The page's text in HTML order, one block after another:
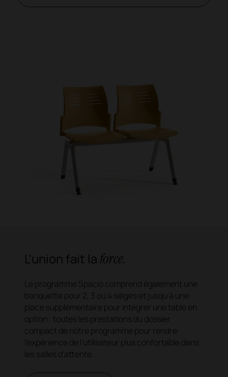
L'union fait la force.
Le programme Spacio comprend également une
banquette pour 2, 3 ou 4 sièges et jusqu'à une
place supplémentaire pour intégrer une table en
option : toutes les prestations du dossier
compact de notre programme pour rendre
l'expérience de l'utilisateur plus confortable dans
les salles d'attente.